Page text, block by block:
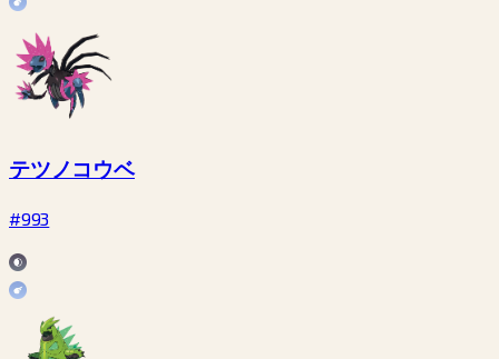
テツノコウベ
#993